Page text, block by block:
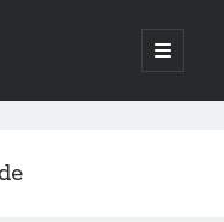
a
n
m